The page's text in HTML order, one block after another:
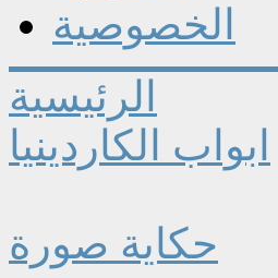
الخصوصية
الرئيسية
ابواب الكاردينيا
حكاية صورة